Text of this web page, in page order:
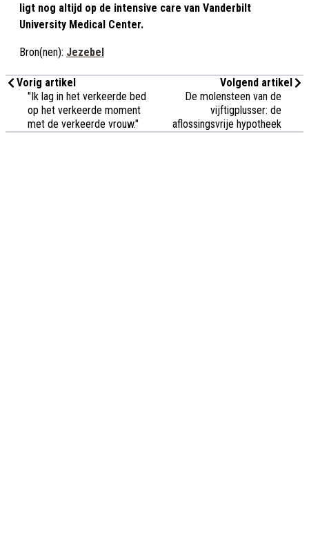
ligt nog altijd op de intensive care van Vanderbilt
University Medical Center.
Bron(nen): Jezebel
Vorig artikel
"Ik lag in het verkeerde bed
op het verkeerde moment
met de verkeerde vrouw."
Volgend artikel
De molensteen van de
vijftigplusser: de
aflossingsvrije hypotheek